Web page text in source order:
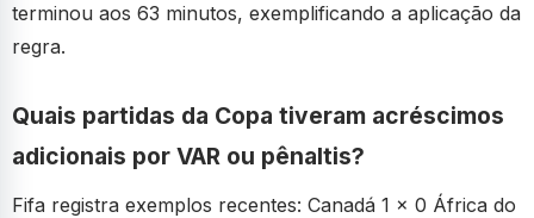
terminou aos 63 minutos, exemplificando a aplicação da
regra.
Quais partidas da Copa tiveram acréscimos
adicionais por VAR ou pênaltis?
Fifa registra exemplos recentes: Canadá 1 x 0 África do